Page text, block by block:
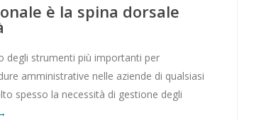
è la spina dorsale
degli strumenti più importanti per
amministrative nelle aziende di qualsiasi
spesso la necessità di gestione degli